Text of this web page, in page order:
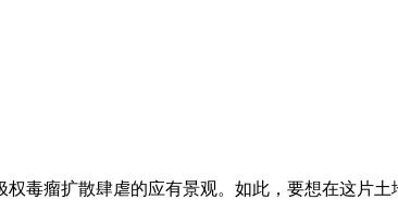
毒瘤扩散肆虐的应有景观。如此，要想在这片